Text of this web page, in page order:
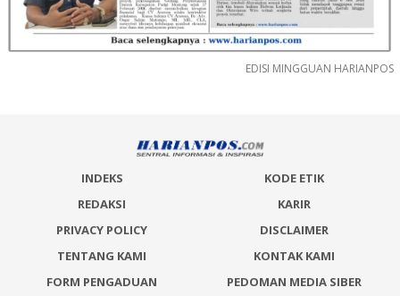
EDISI MINGGUAN HARIANPOS
INDEKS
KODE ETIK
REDAKSI
KARIR
PRIVACY POLICY
DISCLAIMER
TENTANG KAMI
KONTAK KAMI
FORM PENGADUAN
PEDOMAN MEDIA SIBER